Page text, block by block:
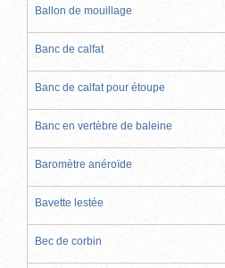
Ballon de mouillage
Banc de calfat
Banc de calfat pour étoupe
Banc en vertèbre de baleine
Baromètre anéroïde
Bavette lestée
Bec de corbin